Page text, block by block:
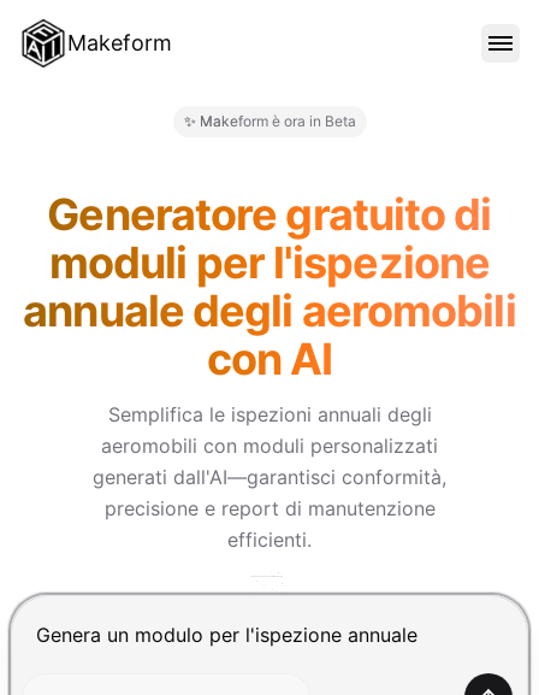
Makeform
BLOG
ACCEDI
✨ Makeform è ora in Beta
Generatore gratuito di
moduli per l'ispezione
annuale degli aeromobili
con AI
Semplifica le ispezioni annuali degli
aeromobili con moduli personalizzati
generati dall'AI—garantisci conformità,
precisione e report di manutenzione
efficienti.
Premi Invio per inviare, Shift+Invio per nuova riga